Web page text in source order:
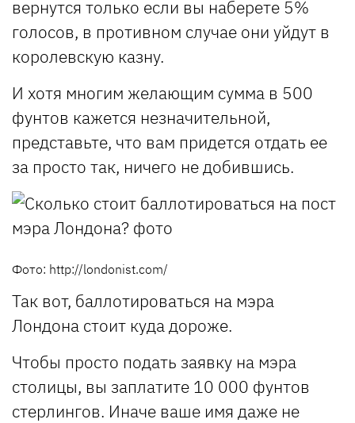
вернутся только если вы наберете 5%
голосов, в противном случае они уйдут в
королевскую казну.
И хотя многим желающим сумма в 500
фунтов кажется незначительной,
представьте, что вам придется отдать ее
за просто так, ничего не добившись.
Фото: http://londonist.com/
Так вот, баллотироваться на мэра
Лондона стоит куда дороже.
Чтобы просто подать заявку на мэра
столицы, вы заплатите 10 000 фунтов
стерлингов. Иначе ваше имя даже не